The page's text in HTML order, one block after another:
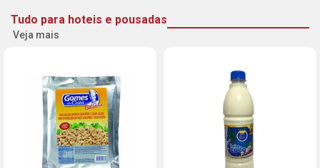
Tudo para hoteis e pousadas
Veja mais